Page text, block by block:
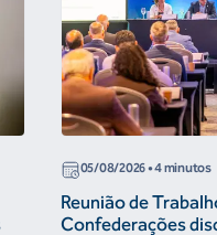
05/08/2026• 4 minutos
Reunião de
Confederações